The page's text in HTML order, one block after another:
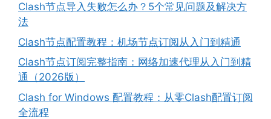
Clash节点导入失败怎么办？5个常见问题及解决方
法
Clash节点配置教程：机场节点订阅从入门到精通
Clash节点订阅完整指南：网络加速代理从入门到精
通（2026版）
Clash for Windows 配置教程：从零Clash配置订阅
全流程